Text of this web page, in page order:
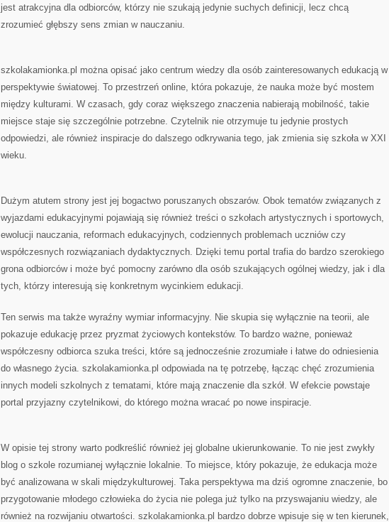
jest atrakcyjna dla odbiorców, którzy nie szukają jedynie suchych definicji, lecz chcą
zrozumieć głębszy sens zmian w nauczaniu.
szkolakamionka.pl można opisać jako centrum wiedzy dla osób zainteresowanych edukacją w
perspektywie światowej. To przestrzeń online, która pokazuje, że nauka może być mostem
między kulturami. W czasach, gdy coraz większego znaczenia nabierają mobilność, takie
miejsce staje się szczególnie potrzebne. Czytelnik nie otrzymuje tu jedynie prostych
odpowiedzi, ale również inspiracje do dalszego odkrywania tego, jak zmienia się szkoła w XXI
wieku.
Dużym atutem strony jest jej bogactwo poruszanych obszarów. Obok tematów związanych z
wyjazdami edukacyjnymi pojawiają się również treści o szkołach artystycznych i sportowych,
ewolucji nauczania, reformach edukacyjnych, codziennych problemach uczniów czy
współczesnych rozwiązaniach dydaktycznych. Dzięki temu portal trafia do bardzo szerokiego
grona odbiorców i może być pomocny zarówno dla osób szukających ogólnej wiedzy, jak i dla
tych, którzy interesują się konkretnym wycinkiem edukacji.
Ten serwis ma także wyraźny wymiar informacyjny. Nie skupia się wyłącznie na teorii, ale
pokazuje edukację przez pryzmat życiowych kontekstów. To bardzo ważne, ponieważ
współczesny odbiorca szuka treści, które są jednocześnie zrozumiałe i łatwe do odniesienia
do własnego życia. szkolakamionka.pl odpowiada na tę potrzebę, łącząc chęć zrozumienia
innych modeli szkolnych z tematami, które mają znaczenie dla szkół. W efekcie powstaje
portal przyjazny czytelnikowi, do którego można wracać po nowe inspiracje.
W opisie tej strony warto podkreślić również jej globalne ukierunkowanie. To nie jest zwykły
blog o szkole rozumianej wyłącznie lokalnie. To miejsce, który pokazuje, że edukacja może
być analizowana w skali międzykulturowej. Taka perspektywa ma dziś ogromne znaczenie, bo
przygotowanie młodego człowieka do życia nie polega już tylko na przyswajaniu wiedzy, ale
również na rozwijaniu otwartości. szkolakamionka.pl bardzo dobrze wpisuje się w ten kierunek,